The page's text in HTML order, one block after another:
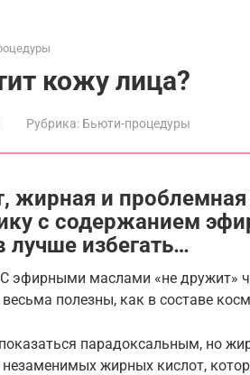
кожу лица?
Рубрика: Бьюти-процедуры
жирная и
с содержанием
лучше избегать…
эфирными маслами «не дружит»
полезны, как в составе
парадоксальным, но
жирных кислот,